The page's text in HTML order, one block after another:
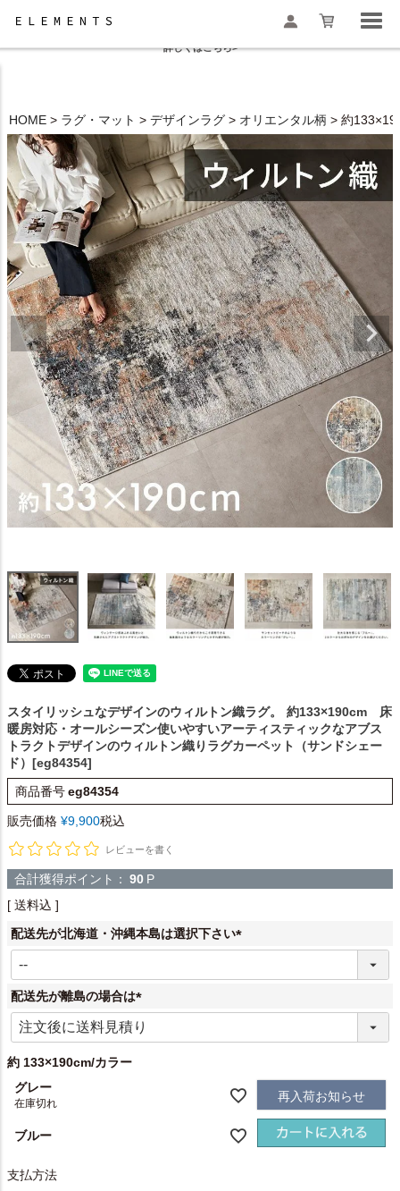
検索
夏季休業と一部地域配送遅延のお知らせ
詳しくはこちら>
HOME ラグ・マット デザインラグ オリエンタル柄 約
スタイリッシュなデザインのウィルトン織ラグ。
約133×190cm 床
暖房対応・オールシーズン使いやすいアーティスティックなアブス
トラクトデザインのウィルトン織りラグカーペット（サンドシェー
ド）[eg84354]
商品番号eg84354
販売価格 ¥9,900税込
レビューを書く
合計獲得ポイント： 90 P
送料込
配送先が北海道・沖縄本島は選択下さい
(
配送先が離島の場合は
(
必
約 133×190cm/カラー
グレー
在庫切れ
再入荷お知らせ
ブルー
支払方法